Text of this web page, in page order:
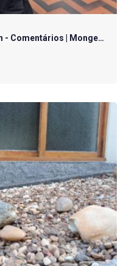
- Comentários | Monge…